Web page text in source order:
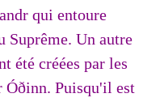
qui entoure
Un autre
été créées par les
Óðinn. Puisqu'il est